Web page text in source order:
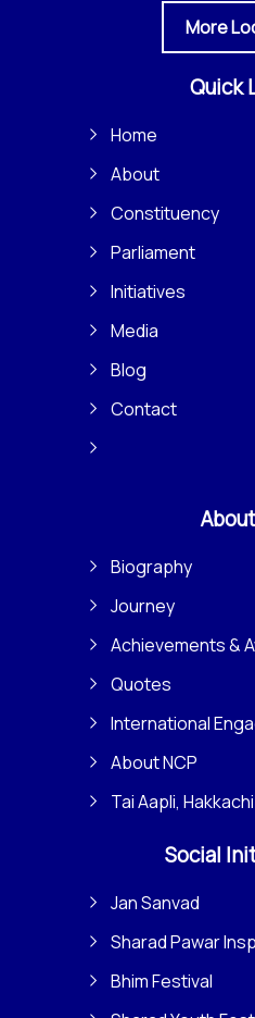
More
Quick
Home
About
Constituency
Parliament
Initiatives
Media
Blog
Contact
Biography
Journey
Achievements &
Quotes
International
About NCP
Tai Aapli,
Social
Jan Sanvad
Sharad Pawar
Bhim Festival